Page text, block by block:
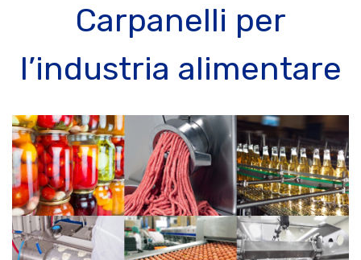
Carpanelli per
l’industria alimentare